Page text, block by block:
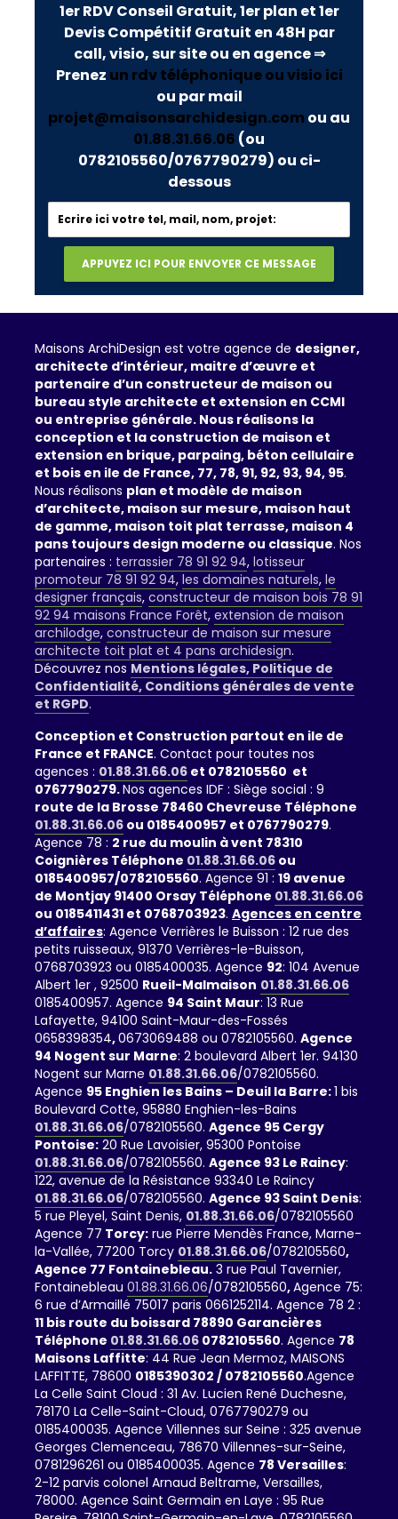
1er RDV Conseil Gratuit, 1er plan et 1er
Devis Compétitif Gratuit en 48H par
call, visio, sur site ou en agence ⇒
Prenez un rdv téléphonique ou visio ici
ou par mail
projet@maisonsarchidesign.com ou au
01.88.31.66.06 (ou
0782105560/0767790279) ou ci-
dessous
Maisons ArchiDesign est votre agence de designer,
architecte d’intérieur, maitre d’œuvre et
partenaire d’un constructeur de maison ou
bureau style architecte et extension en CCMI
ou entreprise générale. Nous réalisons la
conception et la construction de maison et
extension en brique, parpaing, béton cellulaire
et bois en ile de France, 77, 78, 91, 92, 93, 94, 95.
Nous réalisons plan et modèle de maison
d’architecte, maison sur mesure, maison haut
de gamme, maison toit plat terrasse, maison 4
pans toujours design moderne ou classique. Nos
partenaires : terrassier 78 91 92 94, lotisseur
promoteur 78 91 92 94, les domaines naturels, le
designer français, constructeur de maison bois 78 91
92 94 maisons France Forêt, extension de maison
archilodge, constructeur de maison sur mesure
architecte toit plat et 4 pans archidesign.
Découvrez nos Mentions légales, Politique de
Confidentialité, Conditions générales de vente
et RGPD.
Conception et Construction partout en ile de
France et FRANCE. Contact pour toutes nos
agences : 01.88.31.66.06 et 0782105560 et
0767790279.Nos agences IDF : Siège social : 9
route de la Brosse 78460 Chevreuse Téléphone
01.88.31.66.06 ou 0185400957 et 0767790279.
Agence 78 : 2 rue du moulin à vent 78310
Coignières Téléphone 01.88.31.66.06 ou
0185400957/0782105560. Agence 91 : 19 avenue
de Montjay 91400 Orsay Téléphone 01.88.31.66.06
ou 0185411431 et 0768703923. Agences en centre
d’affaires: Agence Verrières le Buisson : 12 rue des
petits ruisseaux, 91370 Verrières-le-Buisson,
0768703923 ou 0185400035. Agence 92: 104 Avenue
Albert 1er , 92500 Rueil-Malmaison 01.88.31.66.06
0185400957. Agence 94 Saint Maur: 13 Rue
Lafayette, 94100 Saint-Maur-des-Fossés
0658398354,0673069488 ou 0782105560. Agence
94 Nogent sur Marne: 2 boulevard Albert 1er. 94130
Nogent sur Marne 01.88.31.66.06/0782105560.
Agence 95 Enghien les Bains – Deuil la Barre:1 bis
Boulevard Cotte, 95880 Enghien-les-Bains
01.88.31.66.06/0782105560. Agence 95 Cergy
Pontoise: 20 Rue Lavoisier, 95300 Pontoise
01.88.31.66.06/0782105560. Agence 93 Le Raincy:
122, avenue de la Résistance 93340 Le Raincy
01.88.31.66.06/0782105560. Agence 93 Saint Denis:
5 rue Pleyel, Saint Denis, 01.88.31.66.06/0782105560
Agence 77 Torcy: rue Pierre Mendès France, Marne-
la-Vallée, 77200 Torcy 01.88.31.66.06/0782105560,
Agence 77 Fontainebleau. 3 rue Paul Tavernier,
Fontainebleau 01.88.31.66.06/0782105560,Agence 75:
6 rue d’Armaillé 75017 paris 0661252114. Agence 78 2 :
11 bis route du boissard 78890 Garancières
Téléphone 01.88.31.66.06 0782105560. Agence 78
Maisons Laffitte: 44 Rue Jean Mermoz, MAISONS
LAFFITTE, 78600 0185390302 / 0782105560.Agence
La Celle Saint Cloud : 31 Av. Lucien René Duchesne,
78170 La Celle-Saint-Cloud, 0767790279 ou
0185400035. Agence Villennes sur Seine : 325 avenue
Georges Clemenceau, 78670 Villennes-sur-Seine,
0781296261 ou 0185400035. Agence 78 Versailles:
2-12 parvis colonel Arnaud Beltrame, Versailles,
78000. Agence Saint Germain en Laye : 95 Rue